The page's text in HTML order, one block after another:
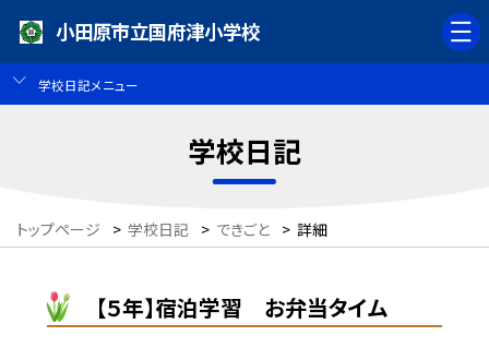
小田原市立国府津小学校
学校日記メニュー
学校日記
トップページ > 学校日記 > できごと > 詳細
【５年】宿泊学習 お弁当タイム